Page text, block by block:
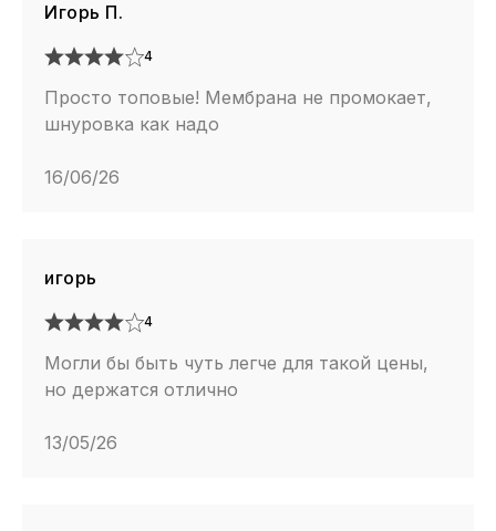
Игорь П.
4
Просто топовые! Мембрана не промокает,
шнуровка как надо
16/06/26
игорь
4
Могли бы быть чуть легче для такой цены,
но держатся отлично
13/05/26